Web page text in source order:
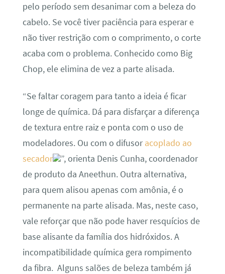
pelo período sem desanimar com a beleza do
cabelo. Se você tiver paciência para esperar e
não tiver restrição com o comprimento, o corte
acaba com o problema. Conhecido como Big
Chop, ele elimina de vez a parte alisada.
“Se faltar coragem para tanto a ideia é ficar
longe de química. Dá para disfarçar a diferença
de textura entre raiz e ponta com o uso de
modeladores. Ou com o difusoracoplado ao
secador
”, orienta Denis Cunha, coordenador
de produto da Aneethun. Outra alternativa,
para quem alisou apenas com amônia, é o
permanente na parte alisada. Mas, neste caso,
vale reforçar que não pode haver resquícios de
base alisante da família dos hidróxidos. A
incompatibilidade química gera rompimento
da fibra. Alguns salões de beleza também já